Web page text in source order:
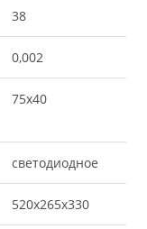
38
0,002
75х40
светодиодное
520х265х330